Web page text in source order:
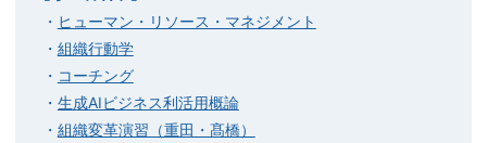
ヒューマン・リソース・マネジメント
組織行動学
コーチング
生成AIビジネス利活用概論
組織変革演習（重田・髙橋）